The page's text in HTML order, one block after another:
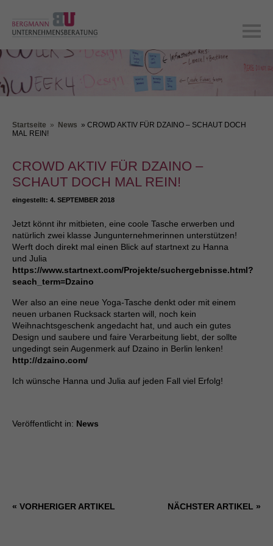
Startseite » News » CROWD AKTIV FÜR DZAINO – SCHAUT DOCH
MAL REIN!
CROWD AKTIV FÜR DZAINO –
SCHAUT DOCH MAL REIN!
eingestellt: 4. SEPTEMBER 2018
Jetzt könnt ihr mitbieten, eine coole Tasche erwerben und
natürlich zwei klasse Jungunternehmerinnen unterstützen!
Werft doch direkt mal einen Blick auf startnext zu Hanna
und Julia
https://www.startnext.com/Projekte/suchergebnisse.html?
seach_term=Dzaino
Wer also an eine neue Yoga-Tasche denkt oder mit einem
neuen urbanen Rucksack starten will, noch kein
Weihnachtsgeschenk angedacht hat, und auch ein gutes
Design und saubere und faire Verarbeitung liebt, der sollte
ungedingt sein Augenmerk auf Dzaino in Berlin lenken!
http://dzaino.com/
Ich wünsche Hanna und Julia auf jeden Fall viel Erfolg!
Veröffentlicht in: News
NÄCHSTER ARTIKEL »
« VORHERIGER ARTIKEL